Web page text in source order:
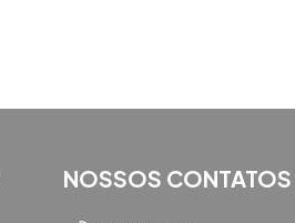
NOSSOS CONTATOS